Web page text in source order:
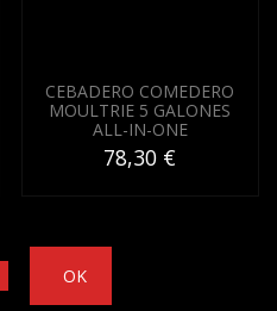
CEBADERO COMEDERO
MOULTRIE 5 GALONES
ALL-IN-ONE
78,30 €
OK